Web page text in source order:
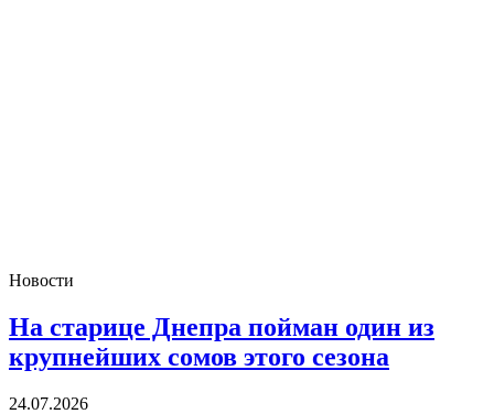
Новости
На старице Днепра пойман один из
крупнейших сомов этого сезона
24.07.2026